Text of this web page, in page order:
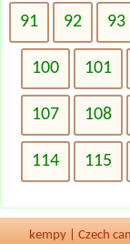
91 92 93
100 101
107 108
114 115
kempy Czech